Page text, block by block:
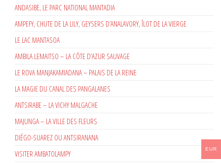
ANDASIBE, LE PARC NATIONAL MANTADIA
AMPEFY, CHUTE DE LA LILY, GEYSERS D’ANALAVORY, ÎLOT DE LA VIERGE
LE LAC MANTASOA
AMBILA LEMAITSO – LA CÔTE D’AZUR SAUVAGE
LE ROVA MANJAKAMIADANA – PALAIS DE LA REINE
LA MAGIE DU CANAL DES PANGALANES
ANTSIRABE – LA VICHY MALGACHE
MAJUNGA – LA VILLE DES FLEURS
DIÉGO-SUAREZ OU ANTSIRANANA
VISITER AMBATOLAMPY
EUR